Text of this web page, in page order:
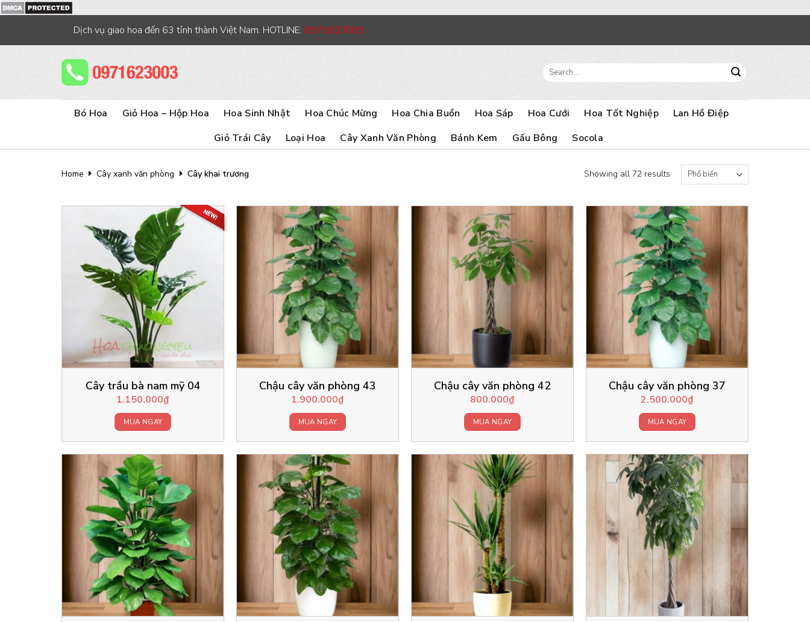
content
Dịch vụ giao hoa đến 63 tỉnh thành Việt Nam. HOTLINE: 0971623003
Search
for:
Bó Hoa Giỏ Hoa – Hộp Hoa Hoa Sinh Nhật Hoa Chúc Mừng Hoa Chia Buồn Hoa Sáp Hoa Cưới Hoa Tốt Nghiệp
Lan Hồ Điệp
Giỏ Trái Cây
Loại Hoa Cây Xanh Văn Phòng Bánh Kem Gấu Bông Socola
Home Cây xanh văn phòng Cây khai trương Showing all 72 results
Cây trầu bà nam mỹ 04
1.150.000₫
MUA NGAY
Chậu cây văn phòng 43
1.900.000₫
MUA NGAY
Chậu cây văn phòng 42
800.000₫
MUA NGAY
Chậu cây văn phòng 37
2.500.000₫
MUA NGAY